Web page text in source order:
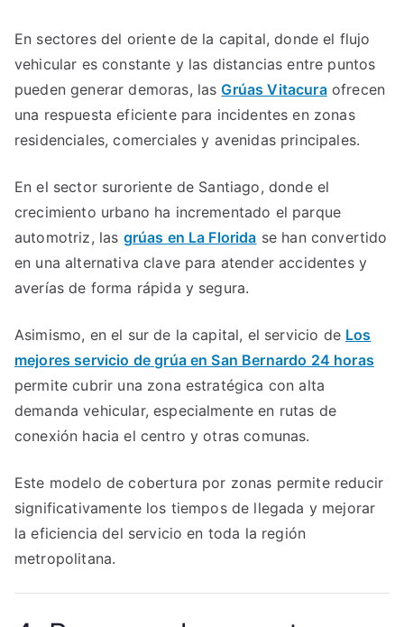
En sectores del oriente de la capital, donde el flujo
vehicular es constante y las distancias entre puntos
pueden generar demoras, lasGrúas Vitacuraofrecen
una respuesta eficiente para incidentes en zonas
residenciales, comerciales y avenidas principales.
En el sector suroriente de Santiago, donde el
crecimiento urbano ha incrementado el parque
automotriz, las grúas en La Florida se han convertido
en una alternativa clave para atender accidentes y
averías de forma rápida y segura.
Asimismo, en el sur de la capital, el servicio de Los
mejores servicio de grúa en San Bernardo 24 horas
permite cubrir una zona estratégica con alta
demanda vehicular, especialmente en rutas de
conexión hacia el centro y otras comunas.
Este modelo de cobertura por zonas permite reducir
significativamente los tiempos de llegada y mejorar
la eficiencia del servicio en toda la región
metropolitana.